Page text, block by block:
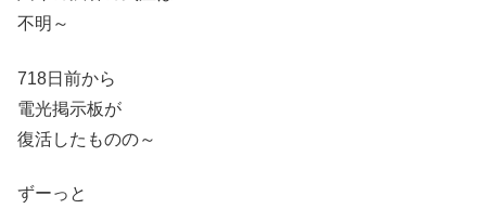
不明～
718日前から
電光掲示板が
復活したものの～
ずーっと